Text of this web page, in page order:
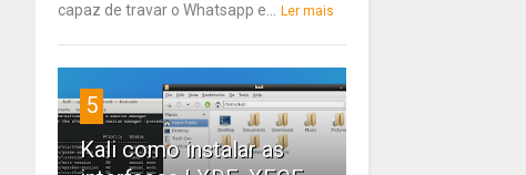
capaz de travar o Whatsapp e...
Ler mais
5
Kali como instalar as